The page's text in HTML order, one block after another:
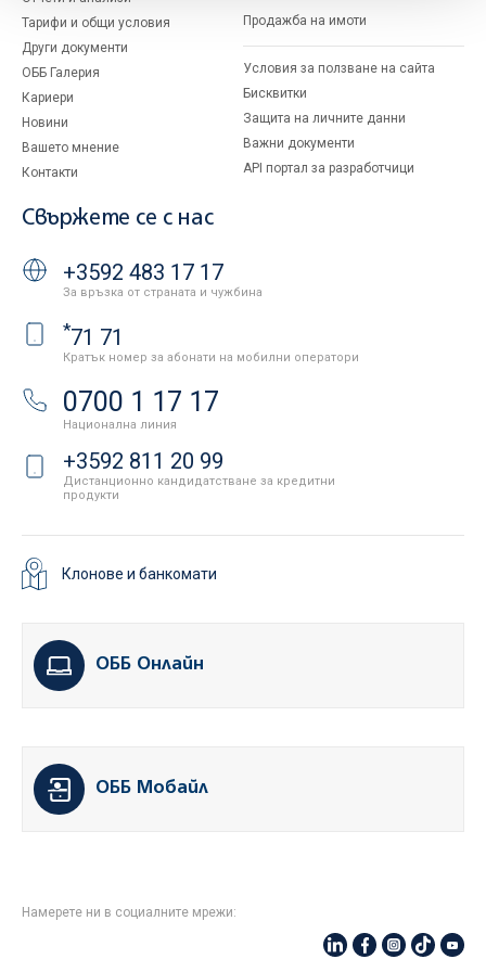
Тарифи и общи условия
Други документи
ОББ Галерия
Кариери
Новини
Вашето мнение
Контакти
Продажба на имоти
Условия за ползване на сайта
Бисквитки
Защита на личните данни
Важни документи
API портал за разработчици
Свържете се с нас
+3592 483 17 17
За връзка от страната и чужбина
*71 71
Кратък номер за абонати на мобилни оператори
0700 1 17 17
Национална линия
+3592 811 20 99
Дистанционно кандидатстване за кредитни
продукти
Клонове и банкомати
ОББ Онлайн
ОББ Мобайл
Намерете ни в социалните мрежи: